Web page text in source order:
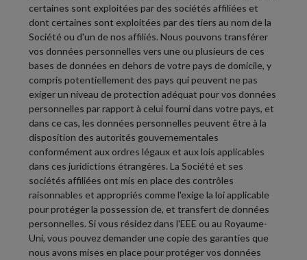
certaines sont exploitées par des sociétés affiliées et
dont certaines sont exploitées par des tiers au nom de la
Société ou d'un de nos affiliés. Nous pouvons transférer
vos données personnelles vers une ou plusieurs de ces
bases de données en dehors de votre pays de domicile, y
compris potentiellement des pays qui peuvent ne pas
exiger un niveau de protection adéquat pour vos données
personnelles par rapport à celui fourni dans votre pays, et
dans ce cas, les données personnelles peuvent être à la
disposition des autorités gouvernementales
conformément aux ordres légaux et aux lois applicables
dans ces juridictions étrangères. La Société et ses
sociétés affiliées ont mis en place des contrôles
raisonnables et appropriés comme l'exige la loi applicable
pour protéger la possession de, et transfert de données
personnelles. Si vous résidez dans l'EEE ou au Royaume-
Uni, vous pouvez demander une copie des garanties que
nous avons mises en place pour protéger vos données